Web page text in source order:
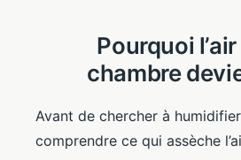
Pourquoi l’air
chambre
Avant de chercher à
comprendre ce qui assèche